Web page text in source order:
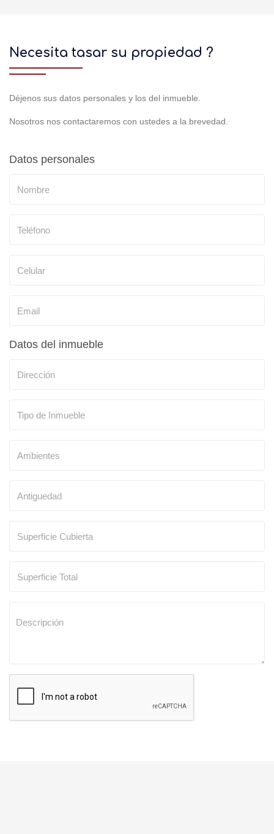
Necesita tasar su propiedad ?
Déjenos sus datos personales y los del inmueble.
Nosotros nos contactaremos con ustedes a la brevedad.
Datos personales
Datos del inmueble